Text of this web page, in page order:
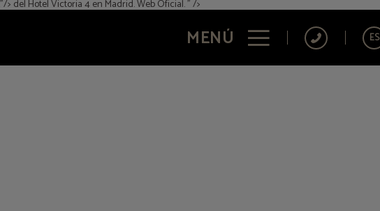
> del Hotel Victoria 4 en Madrid. Web Oficial. " />
MENÚ ES